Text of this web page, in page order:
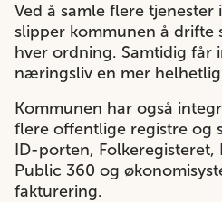
Ved å samle flere tjenester
slipper kommunen å drifte
hver ordning. Samtidig får
næringsliv en mer
Kommunen har også
flere offentlige registre og
ID-porten, Folkeregisteret,
Public 360 og
fakturering.